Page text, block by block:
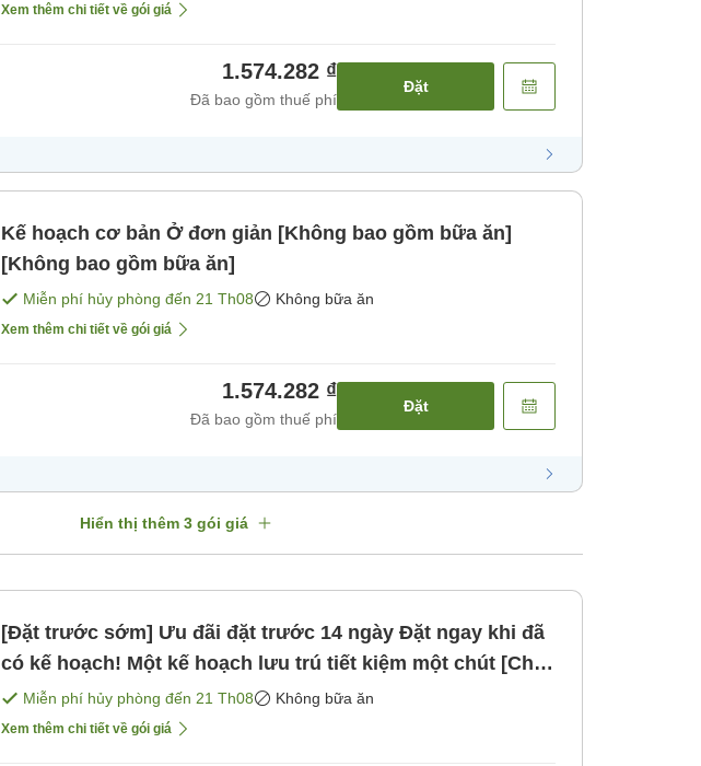
Xem thêm chi tiết về gói giá
1.574.282 ₫
Đã bao gồm thuế phí
Đặt
Kế hoạch cơ bản Ở đơn giản [Không bao gồm bữa ăn]
[Không bao gồm bữa ăn]
Miễn phí hủy phòng đến 21 Th08 Không bữa ăn
Xem thêm chi tiết về gói giá
1.574.282 ₫
Đã bao gồm thuế phí
Đặt
Hiển thị thêm 3 gói giá
[Đặt trước sớm] Ưu đãi đặt trước 14 ngày Đặt ngay khi đã
có kế hoạch! Một kế hoạch lưu trú tiết kiệm một chút [Chỉ
bao gồm phòng] [Không bao gồm bữa ăn]
Miễn phí hủy phòng đến 21 Th08 Không bữa ăn
Xem thêm chi tiết về gói giá